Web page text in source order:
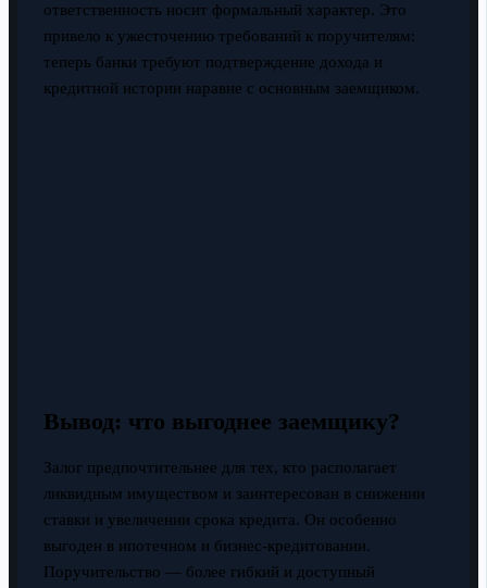
ответственность носит формальный характер. Это
привело к ужесточению требований к поручителям:
теперь банки требуют подтверждение дохода и
кредитной истории наравне с основным заемщиком.
Вывод: что выгоднее заемщику?
Залог предпочтительнее для тех, кто располагает
ликвидным имуществом и заинтересован в снижении
ставки и увеличении срока кредита. Он особенно
выгоден в ипотечном и бизнес-кредитовании.
Поручительство — более гибкий и доступный